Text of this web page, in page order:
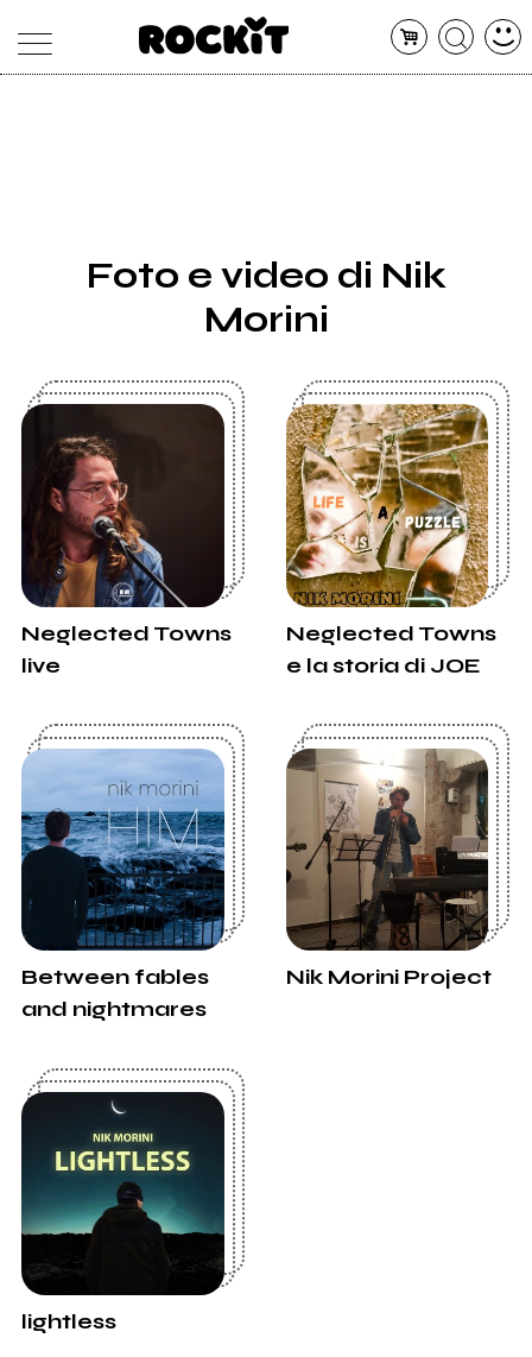
RADIO
Foto e video di Nik
Morini
Neglected Towns
live
Neglected Towns
e la storia di JOE
Between fables
and nightmares
Nik Morini Project
lightless